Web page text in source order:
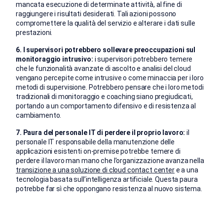
mancata esecuzione di determinate attività, al fine di
raggiungere i risultati desiderati. Tali azioni possono
compromettere la qualità del servizio e alterare i dati sulle
prestazioni.
6. I supervisori potrebbero sollevare preoccupazioni sul
monitoraggio intrusivo: i supervisori potrebbero temere
che le funzionalità avanzate di ascolto e analisi del cloud
vengano percepite come intrusive o come minaccia per i loro
metodi di supervisione. Potrebbero pensare che i loro metodi
tradizionali di monitoraggio e coaching siano pregiudicati,
portando a un comportamento difensivo e di resistenza al
cambiamento.
7. Paura del personale IT di perdere il proprio lavoro:il
personale IT responsabile della manutenzione delle
applicazioni esistenti on-premise potrebbe temere di
perdere il lavoro man mano che l’organizzazione avanza nella
transizione a una soluzione di cloud contact centere a una
tecnologia basata sull’intelligenza artificiale. Questa paura
potrebbe far sì che oppongano resistenza al nuovo sistema.